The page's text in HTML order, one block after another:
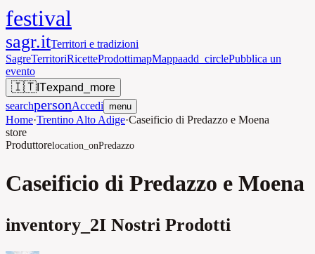
festival
sagr.itTerritori e tradizioni
SagreTerritoriRicetteProdottimapMappaadd_circlePubblica un
evento
🇮🇹 ITexpand_more
searchpersonAccedi menu
Home·Trentino Alto Adige·Caseificio di Predazzo e Moena
store
Produttorelocation_onPredazzo
Caseificio di Predazzo e Moena
inventory_2I Nostri Prodotti